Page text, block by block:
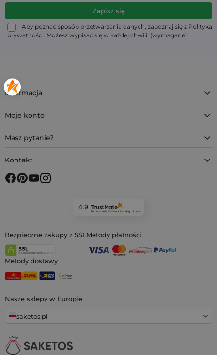
Aby poznać sposób przetwarzania danych, zapoznaj się z Polityką
prywatności. Możesz wypisać się w każdej chwili. (wymagane)
Nasze sklepy w Europie
saketos.pl
Informacja
Moje konto
Masz pytanie?
Kontakt
4.9
Na podstawie 11 926opiniiz całego okresu
Bezpieczne zakupy z SSLMetody płatności
Metody dostawy